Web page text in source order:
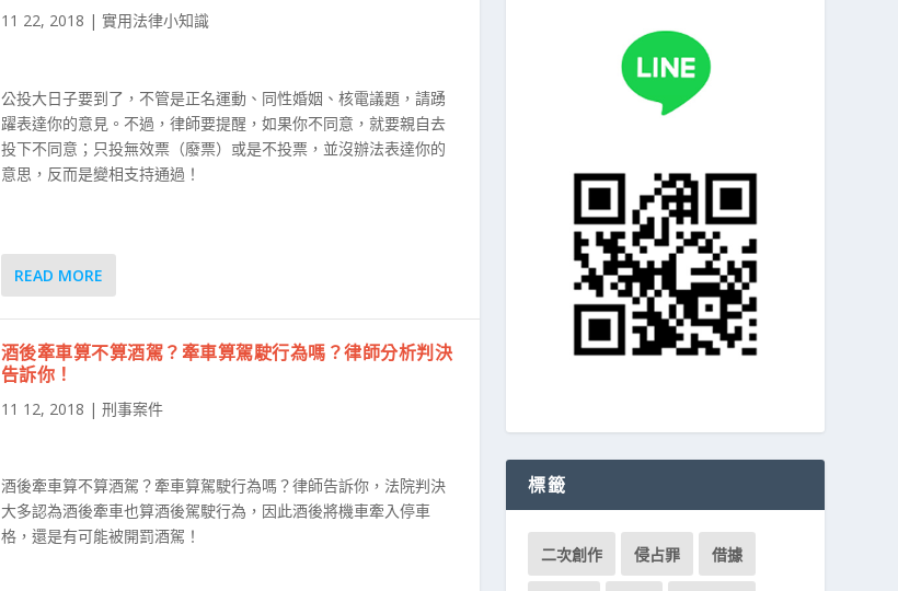
11 22, 2018 | 實用法律小知識
公投大日子要到了，不管是正名運動、同性婚姻、核電議題，請踴
躍表達你的意見。不過，律師要提醒，如果你不同意，就要親自去
投下不同意；只投無效票（廢票）或是不投票，並沒辦法表達你的
意思，反而是變相支持通過！
READ MORE
酒後牽車算不算酒駕？牽車算駕駛行為嗎？律師分析判決
告訴你！
11 12, 2018 | 刑事案件
酒後牽車算不算酒駕？牽車算駕駛行為嗎？律師告訴你，法院判決
大多認為酒後牽車也算酒後駕駛行為，因此酒後將機車牽入停車
格，還是有可能被開罰酒駕！
標籤
二次創作 侵占罪 借據